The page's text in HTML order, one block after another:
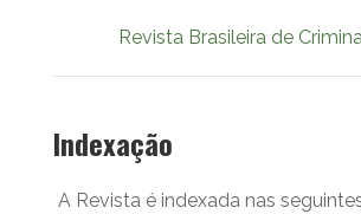
Revista Brasileira de
Indexação
A Revista é indexada nas